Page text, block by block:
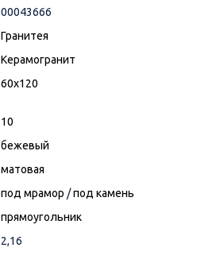
00043666
Гранитея
Керамогранит
60x120
10
бежевый
матовая
под мрамор /под камень
прямоугольник
2,16